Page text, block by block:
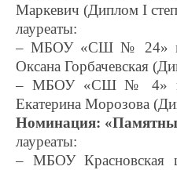
Маркевич (Диплом I
лауреаты:
– МБОУ «СШ № 24» г.
Оксана Горбачевская
– МБОУ «СШ № 4» г.
Екатерина Морозова
Номинация:
лауреаты:
– МБОУ Красновская